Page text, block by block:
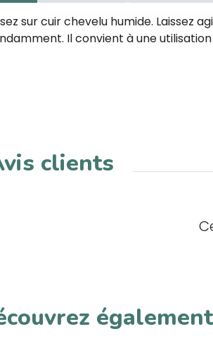
sur cuir chevelu humide. Laissez
Il convient à une
clients
également